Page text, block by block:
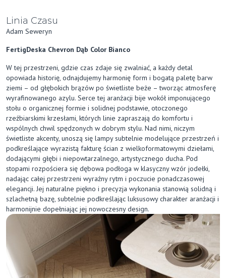
Linia Czasu
Adam Seweryn
FertigDeska Chevron Dąb Color Bianco
W tej przestrzeni, gdzie czas zdaje się zwalniać, a każdy detal
opowiada historię, odnajdujemy harmonię form i bogatą paletę barw
ziemi – od głębokich brązów po świetliste beże – tworząc atmosferę
wyrafinowanego azylu. Serce tej aranżacji bije wokół imponującego
stołu o organicznej formie i solidnej podstawie, otoczonego
rzeźbiarskimi krzesłami, których linie zapraszają do komfortu i
wspólnych chwil spędzonych w dobrym stylu. Nad nimi, niczym
świetliste akcenty, unoszą się lampy subtelnie modelujące przestrzeń i
podkreślające wyrazistą fakturę ścian z wielkoformatowymi dziełami,
dodającymi głębi i niepowtarzalnego, artystycznego ducha. Pod
stopami rozpościera się dębowa podłoga w klasyczny wzór jodełki,
nadając całej przestrzeni wyraźny rytm i poczucie ponadczasowej
elegancji. Jej naturalne piękno i precyzja wykonania stanowią solidną i
szlachetną bazę, subtelnie podkreślając luksusowy charakter aranżacji i
harmonijnie dopełniając jej nowoczesny design.